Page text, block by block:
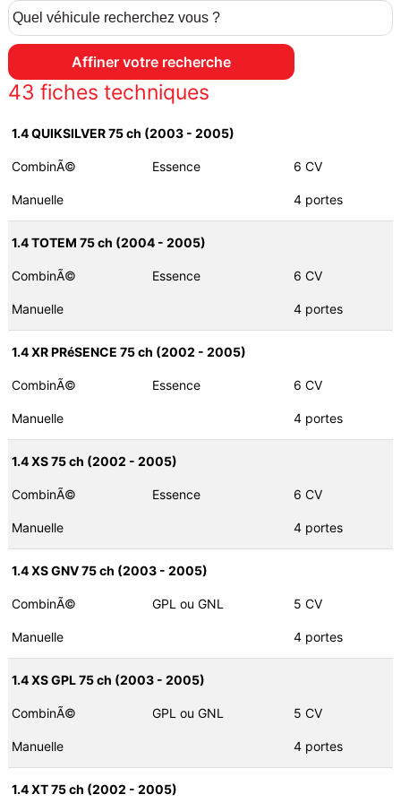
43 fiches techniques
1.4 QUIKSILVER 75 ch (2003 - 2005)
CombinÃ© Essence 6 CV
Manuelle 4 portes
1.4 TOTEM 75 ch (2004 - 2005)
CombinÃ© Essence 6 CV
Manuelle 4 portes
1.4 XR PRéSENCE 75 ch (2002 - 2005)
CombinÃ© Essence 6 CV
Manuelle 4 portes
1.4 XS 75 ch (2002 - 2005)
CombinÃ© Essence 6 CV
Manuelle 4 portes
1.4 XS GNV 75 ch (2003 - 2005)
CombinÃ© GPL ou GNL 5 CV
Manuelle 4 portes
1.4 XS GPL 75 ch (2003 - 2005)
CombinÃ© GPL ou GNL 5 CV
Manuelle 4 portes
1.4 XT 75 ch (2002 - 2005)